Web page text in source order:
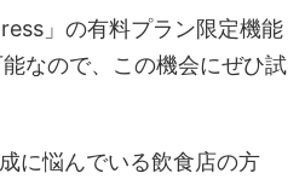
」の有料プラン限定機能
なので、この機会にぜひ試
に悩んでいる飲食店の方